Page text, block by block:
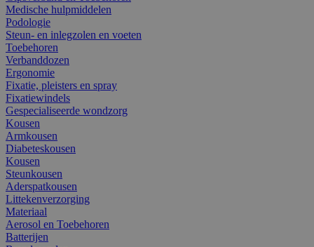
Medische hulpmiddelen
Podologie
Steun- en inlegzolen en voeten
Toebehoren
Verbanddozen
Ergonomie
Fixatie, pleisters en spray
Fixatiewindels
Gespecialiseerde wondzorg
Kousen
Armkousen
Diabeteskousen
Kousen
Steunkousen
Aderspatkousen
Littekenverzorging
Materiaal
Aerosol en Toebehoren
Batterijen